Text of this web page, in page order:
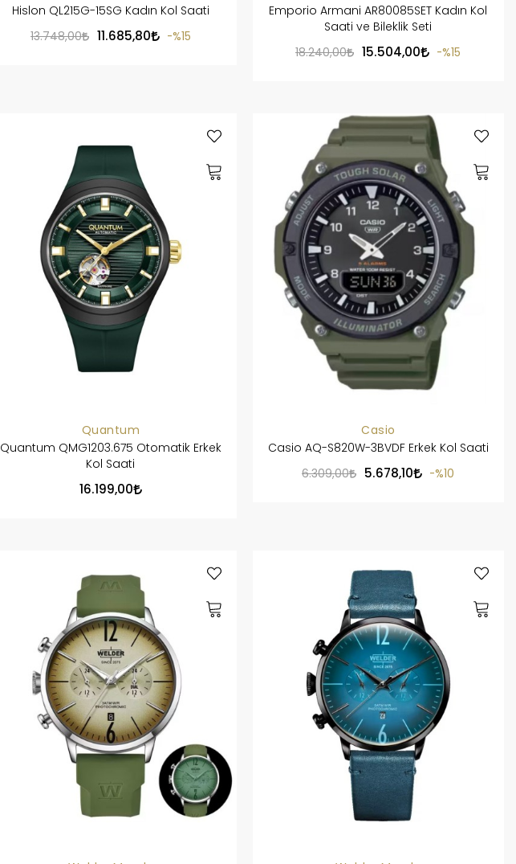
Hislon QL215G-15SG Kadın Kol Saati
13.748,00 11.685,80 %15
Emporio Armani AR80085SET Kadın Kol
Saati ve Bileklik Seti
18.240,00 15.504,00 %15
Quantum
Quantum QMG1203.675 Otomatik Erkek
Kol Saati
16.199,00
Casio
Casio AQ-S820W-3BVDF Erkek Kol Saati
6.309,00 5.678,10 %10